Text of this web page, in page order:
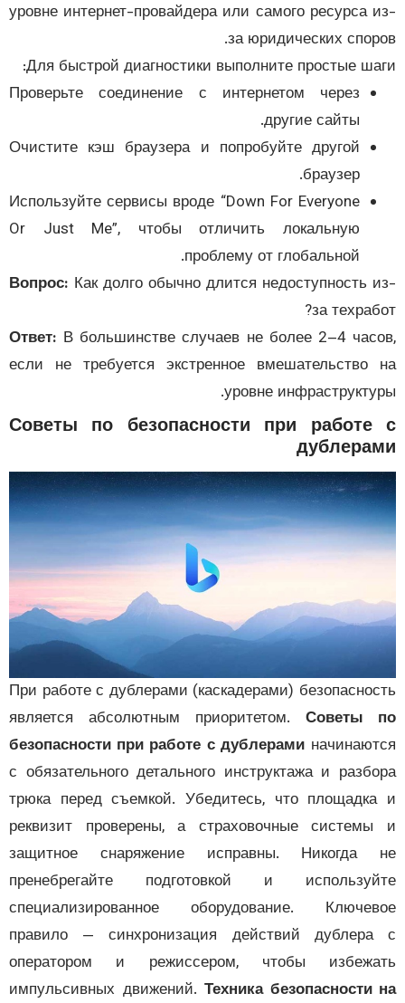
уровне интернет-провайдера или самого ресурса
за юридических
Для быстрой диагностики выполните простые
Проверьте соединение с интернетом через
другие сайты.
Очистите кэш браузера и попробуйте другой
браузер.
Используйте сервисы вроде “Down For Everyone
Or Just Me”, чтобы отличить локальную
проблему от глобальной.
Вопрос:Как долго обычно длится недоступность
за
Ответ:В большинстве случаев не более 2–4
если не требуется экстренное вмешательство
уровне
Советы по безопасности при
При работе с дублерами (каскадерами)
является абсолютным приоритетом.Советы
безопасности при работе с дублерами
с обязательного детального инструктажа и
трюка перед съемкой. Убедитесь, что
реквизит проверены, а страховочные
защитное снаряжение исправны. Никогда
пренебрегайте подготовкой и
специализированное оборудование.
правило — синхронизация действий
оператором и режиссером, чтобы
импульсивных движений.Техника